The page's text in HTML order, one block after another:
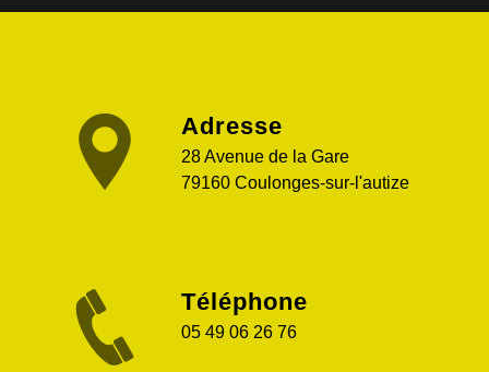
Adresse
28 Avenue de la Gare
79160 Coulonges-sur-l'autize
Téléphone
05 49 06 26 76